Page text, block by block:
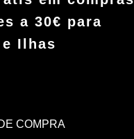
a 30€ para
Ilhas
COMPRA